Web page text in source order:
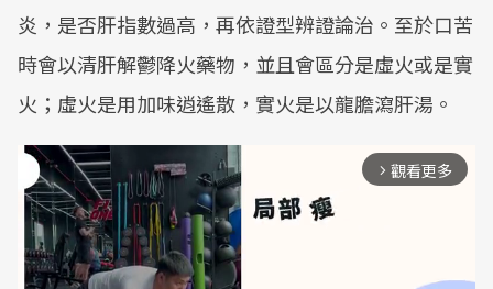
炎，是否肝指數過高，再依證型辨證論治。至於口苦
時會以清肝解鬱降火藥物，並且會區分是虛火或是實
火；虛火是用加味逍遙散，實火是以龍膽瀉肝湯。
arrow_forward_ios 觀看更多